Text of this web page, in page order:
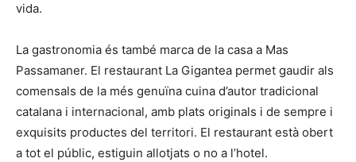
vida.
La gastronomia és també marca de la casa a Mas
Passamaner. El restaurant La Gigantea permet gaudir als
comensals de la més genuïna cuina d’autor tradicional
catalana i internacional, amb plats originals i de sempre i
exquisits productes del territori. El restaurant està obert
a tot el públic, estiguin allotjats o no a l’hotel.